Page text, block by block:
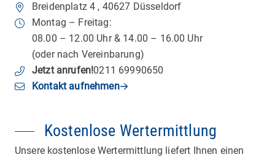
Breidenplatz 4 , 40627 Düsseldorf
Montag – Freitag:
08.00 – 12.00 Uhr & 14.00 – 16.00 Uhr
(oder nach Vereinbarung)
Jetzt anrufen!0211 69990650
Kontakt aufnehmen
Kostenlose Wertermittlung
Unsere kostenlose Wertermittlung liefert Ihnen einen